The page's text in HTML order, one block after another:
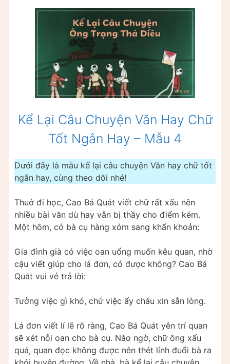
Kể Lại Câu Chuyện Văn Hay Chữ
Tốt Ngắn Hay – Mẫu 4
Dưới đây là mẫu kể lại câu chuyện Văn hay chữ tốt
ngắn hay, cùng theo dõi nhé!
Thuở đi học, Cao Bá Quát viết chữ rất xấu nên
nhiều bài văn dù hay vẫn bị thầy cho điểm kém.
Một hôm, có bà cụ hàng xóm sang khẩn khoản:
Gia đình già có việc oan uổng muốn kêu quan, nhờ
cậu viết giúp cho lá đơn, có được không? Cao Bá
Quát vui vẻ trả lời:
Tưởng việc gì khó, chứ việc ấy cháu xin sẵn lòng.
Lá đơn viết lí lẽ rõ ràng, Cao Bá Quát yên trí quan
sẽ xét nỗi oan cho bà cụ. Nào ngờ, chữ ông xấu
quá, quan đọc không được nên thét lính đuổi bà ra